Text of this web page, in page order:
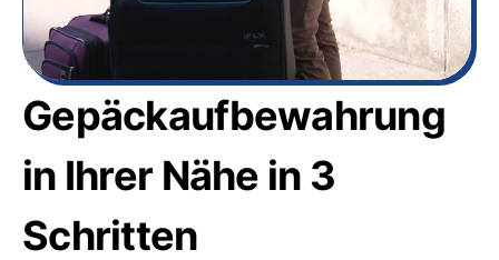
Gepäckaufbewahrung
in Ihrer Nähe in 3
Schritten